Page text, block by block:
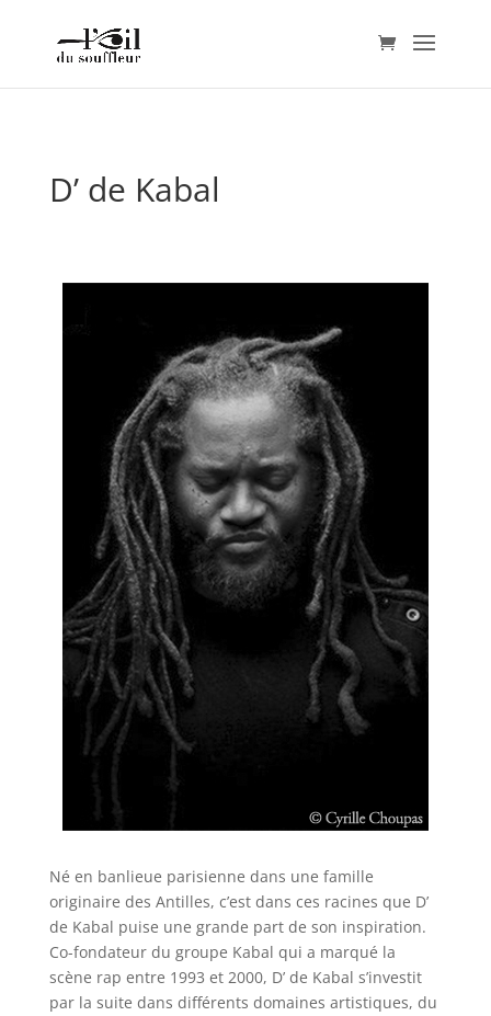
D’ de Kabal
Né en banlieue parisienne dans une famille
originaire des Antilles, c’est dans ces racines que D’
de Kabal puise une grande part de son inspiration.
Co-fondateur du groupe Kabal qui a marqué la
scène rap entre 1993 et 2000, D’ de Kabal s’investit
par la suite dans différents domaines artistiques, du